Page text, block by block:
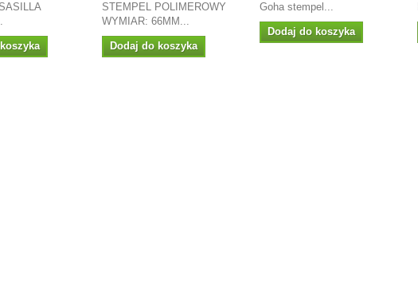
STEMPEL POLIMEROWY
WYMIAR: 66MM...
Dodaj do koszyka
Goha stempel...
Dodaj do koszyka